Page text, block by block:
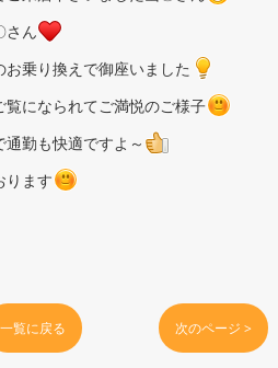
さん
乗り換えで御座いました
になられてご満悦のご様子
勤も快適ですよ～
ります
一覧に戻る 次のページ >